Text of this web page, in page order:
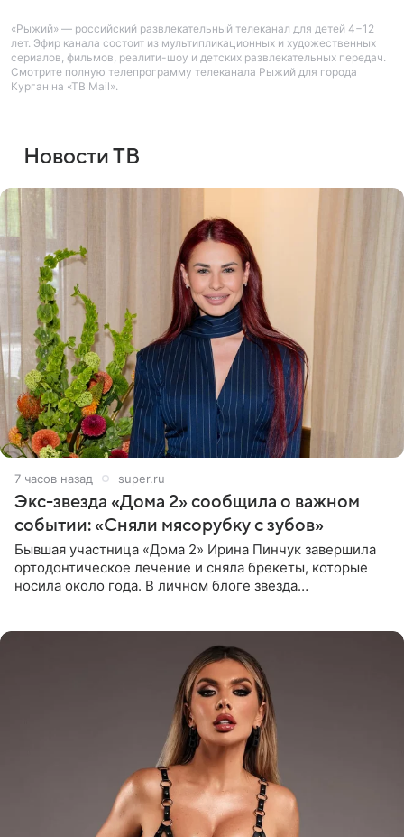
«Рыжий» — российский развлекательный телеканал для детей 4−12
лет. Эфир канала состоит из мультипликационных и художественных
сериалов, фильмов, реалити-шоу и детских развлекательных передач.
Смотрите полную телепрограмму телеканала Рыжий для города
Курган на «ТВ Mail».
Новости ТВ
7 часов назад super.ru
Экс-звезда «Дома 2» сообщила о важном
событии: «Сняли мясорубку с зубов»
Бывшая участница «Дома 2» Ирина Пинчук завершила
ортодонтическое лечение и сняла брекеты, которые
носила около года. В личном блоге звезда